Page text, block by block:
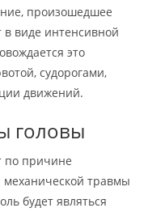
произошедшее
в виде интенсивной
это
судорогами,
движений.
головы
по причине
механической травмы
будет являться